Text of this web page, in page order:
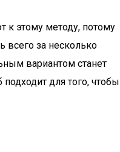
к этому методу, потому
всего за несколько
вариантом станет
для того, чтобы